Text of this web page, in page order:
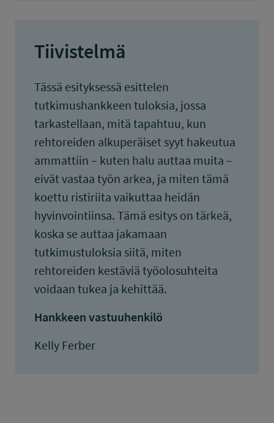
Tiivistelmä
Tässä esityksessä esittelen
tutkimushankkeen tuloksia, jossa
tarkastellaan, mitä tapahtuu, kun
rehtoreiden alkuperäiset syyt hakeutua
ammattiin – kuten halu auttaa muita –
eivät vastaa työn arkea, ja miten tämä
koettu ristiriita vaikuttaa heidän
hyvinvointiinsa. Tämä esitys on tärkeä,
koska se auttaa jakamaan
tutkimustuloksia siitä, miten
rehtoreiden kestäviä työolosuhteita
voidaan tukea ja kehittää.
Hankkeen vastuuhenkilö
Kelly Ferber